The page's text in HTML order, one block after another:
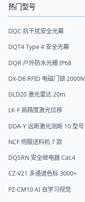
热门型号
DQC 抗干扰安全光幕
DQT4 Type 4 安全光幕
DQR 户外防水光栅 IP68
DX-D6 RFID 电磁门锁 2000N
DLD20 激光雷达 20m
LK-F 高精度激光位移
DDA-Y 远距激光测距 10 型号
NCF 伺服送料机 7 款
DQSRN 安全继电器 Cat.4
CZ-V21 多通道色标 3000+
PZ-CM10 AI 自学习视觉